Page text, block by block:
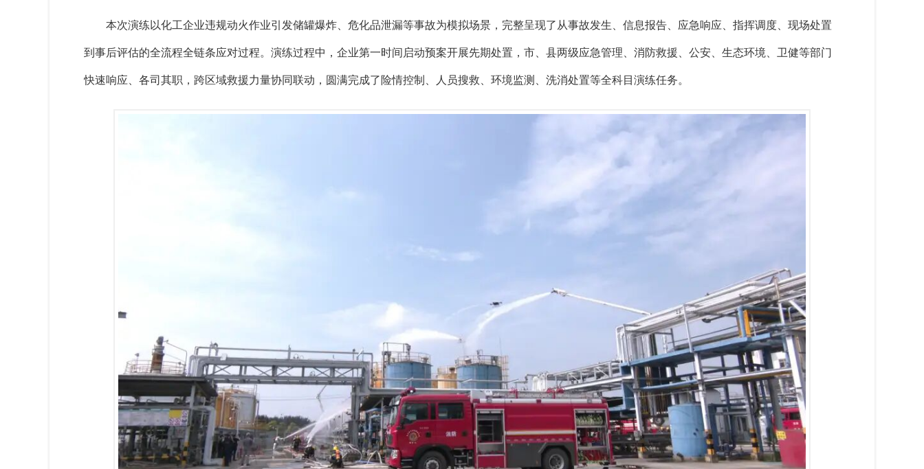
本次演练以化工企业违规动火作业引发储罐爆炸、危化品泄漏等事故为模拟场景，完整呈现了从事故发生、信息报告、应急响应、指挥调度、现场处置
到事后评估的全流程全链条应对过程。演练过程中，企业第一时间启动预案开展先期处置，市、县两级应急管理、消防救援、公安、生态环境、卫健等部门
快速响应、各司其职，跨区域救援力量协同联动，圆满完成了险情控制、人员搜救、环境监测、洗消处置等全科目演练任务。